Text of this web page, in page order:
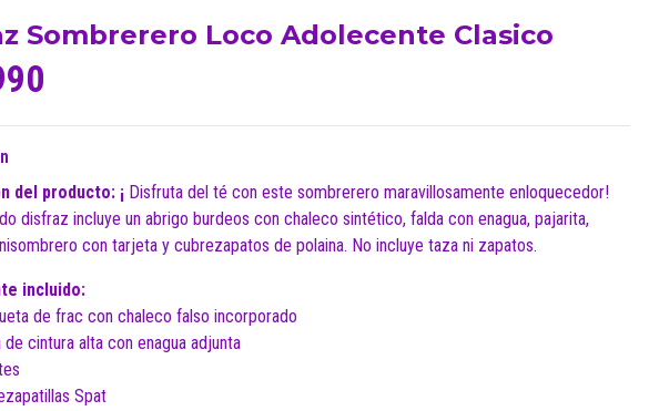
Sombrerero Loco Adolecente Clasico
del producto: ¡ Disfruta del té con este sombrerero maravillosamente enloquecedor!
disfraz incluye un abrigo burdeos con chaleco sintético, falda con enagua, pajarita,
con tarjeta y cubrezapatos de polaina. No incluye taza ni zapatos.
incluido:
de frac con chaleco falso incorporado
de cintura alta con enagua adjunta
Spat